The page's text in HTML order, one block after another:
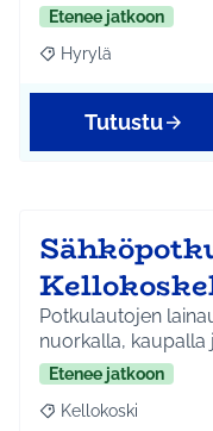
Etenee jatkoon
Rajaa tulokset
Hyrylä
Tutustu
Potkulautojen
nuorkalla, kaupalla
Etenee jatkoon
Rajaa tulokset
Kellokoski